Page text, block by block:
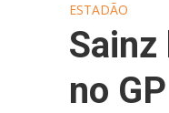
ESTADÃO
Sainz
no